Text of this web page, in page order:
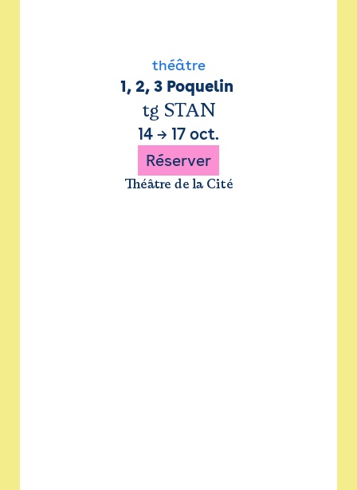
théâtre
1, 2, 3 Poquelin
tg STAN
14 → 17 oct.
Réserver
Théâtre de la Cité